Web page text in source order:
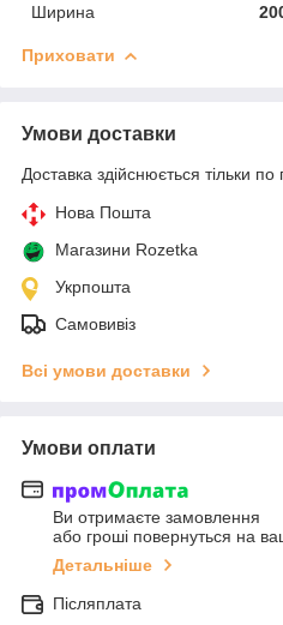
Ширина
Приховати
Умови доставки
Доставка здійснюється тільки по
Нова Пошта
Магазини Rozetka
Укрпошта
Самовивіз
Всі умови доставки
Умови оплати
Ви отримаєте замовлення
або гроші повернуться на
Детальніше
Післяплата